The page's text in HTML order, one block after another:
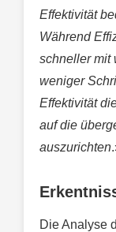
Effektivität
Während
schneller mit
weniger
Effektivität
auf die
auszurichten
Die Analyse